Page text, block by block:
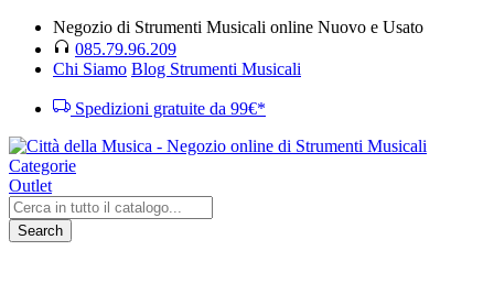
Negozio di Strumenti Musicali online Nuovo e Usato
085.79.96.209
Chi Siamo Blog Strumenti Musicali
Spedizioni gratuite da 99€*
Categorie
Outlet
Search